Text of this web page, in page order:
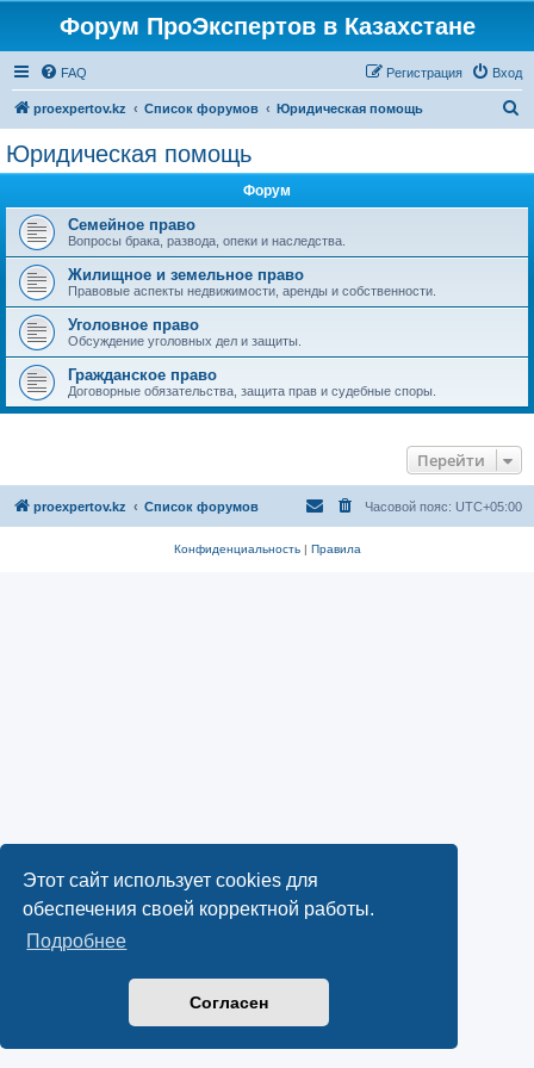
Этот сайт использует cookies для
обеспечения своей корректной работы.
Подробнее
Согласен
Форум ПроЭкспертов в Казахстане
FAQ Вход
Регистрация
proexpertov.kz Список форумов Юридическая помощь
Юридическая помощь
Форум
Семейное право
Вопросы брака, развода, опеки и наследства.
Жилищное и земельное право
Правовые аспекты недвижимости, аренды и собственности.
Уголовное право
Обсуждение уголовных дел и защиты.
Гражданское право
Договорные обязательства, защита прав и судебные споры.
Перейти
proexpertov.kz Список форумов Часовой пояс: UTC+05:00
Конфиденциальность| Правила